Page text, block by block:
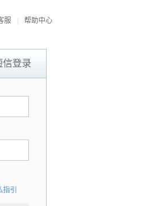
服 帮助中心
信登录
指引